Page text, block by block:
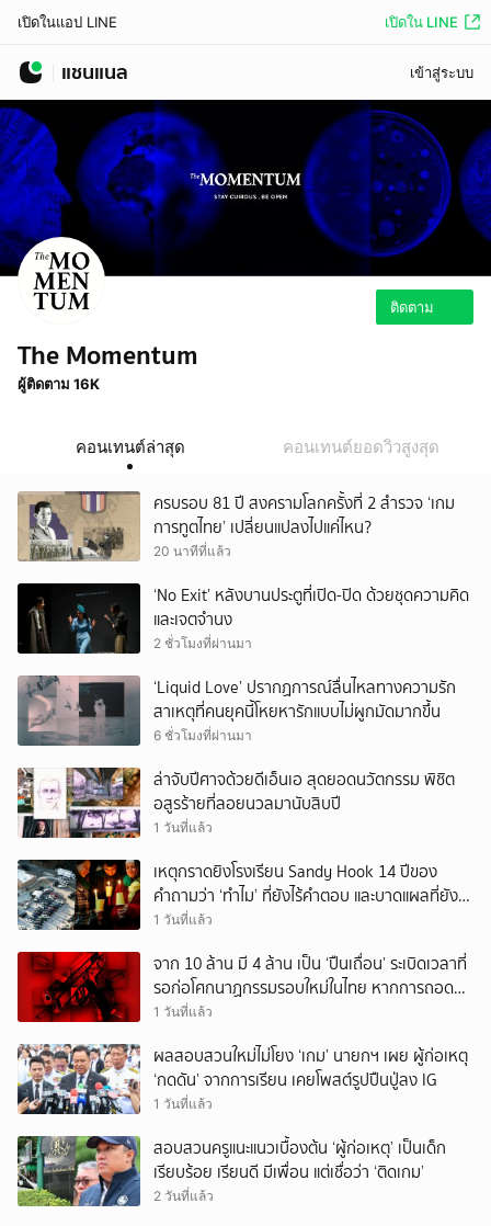
เปิดในแอป LINE เปิดใน LINE
แชนแนล เข้าสู่ระบบ
ติดตาม
The Momentum
ผู้ติดตาม 16K
คอนเทนต์ล่าสุด คอนเทนต์ยอดวิวสูงสุด
ครบรอบ 81 ปี สงครามโลกครั้งที่ 2 สำรวจ ‘เกม
การทูตไทย’ เปลี่ยนแปลงไปแค่ไหน?
20 นาทีที่แล้ว
‘No Exit’ หลังบานประตูที่เปิด-ปิด ด้วยชุดความคิด
และเจตจำนง
2 ชั่วโมงที่ผ่านมา
‘Liquid Love’ ปรากฏการณ์ลื่นไหลทางความรัก
สาเหตุที่คนยุคนี้โหยหารักแบบไม่ผูกมัดมากขึ้น
6 ชั่วโมงที่ผ่านมา
ล่าจับปีศาจด้วยดีเอ็นเอ สุดยอดนวัตกรรม พิชิต
อสูรร้ายที่ลอยนวลมานับสิบปี
1 วันที่แล้ว
เหตุกราดยิงโรงเรียน Sandy Hook 14 ปีของ
คำถามว่า ‘ทำไม’ ที่ยังไร้คำตอบ และบาดแผลที่ยัง
ทวงความรับผิดชอบไม่จบ
1 วันที่แล้ว
จาก 10 ล้าน มี 4 ล้าน เป็น ‘ปืนเถื่อน’ ระเบิดเวลาที่
รอก่อโศกนาฏกรรมรอบใหม่ในไทย หากการถอดบท
เรียนของรัฐเป็นเพียง ‘ลมปาก’
1 วันที่แล้ว
ผลสอบสวนใหม่ไม่โยง ‘เกม’ นายกฯ เผย ผู้ก่อเหตุ
‘กดดัน’ จากการเรียน เคยโพสต์รูปปืนปู่ลง IG
1 วันที่แล้ว
สอบสวนครูแนะแนวเบื้องต้น ‘ผู้ก่อเหตุ’ เป็นเด็ก
เรียบร้อย เรียนดี มีเพื่อน แต่เชื่อว่า ‘ติดเกม’
2 วันที่แล้ว